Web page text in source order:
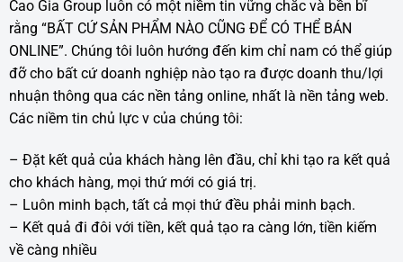
Cao Gia Group luôn có một niềm tin vững chắc và bền bĩ
rằng “BẤT CỨ SẢN PHẨM NÀO CŨNG ĐỂ CÓ THỂ BÁN
ONLINE”. Chúng tôi luôn hướng đến kim chỉ nam có thể giúp
đỡ cho bất cứ doanh nghiệp nào tạo ra được doanh thu/lợi
nhuận thông qua các nền tảng online, nhất là nền tảng web.
Các niềm tin chủ lực v của chúng tôi:
– Đặt kết quả của khách hàng lên đầu, chỉ khi tạo ra kết quả
cho khách hàng, mọi thứ mới có giá trị.
– Luôn minh bạch, tất cả mọi thứ đều phải minh bạch.
– Kết quả đi đôi với tiền, kết quả tạo ra càng lớn, tiền kiếm
về càng nhiều